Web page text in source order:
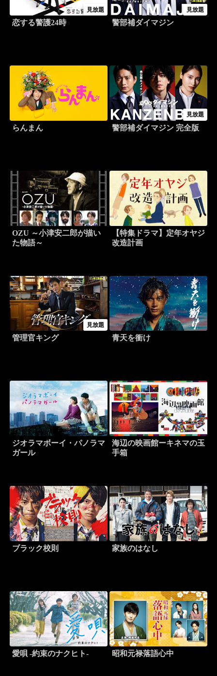
見放題
恋する警護24時
見放題
警部補ダイマジン
らんまん
見放題
警部補ダイマジン 完全版
OZU ～小津安二郎が描い
た物語～
【特集ドラマ】定年オヤジ
改造計画
見放題
管理官キング 青天を衝け
ジオラマボーイ・パノラマ
ガール
海辺の映画館ーキネマの玉
手箱
ブラック校則 家族のはなし
愛唄 -約束のナクヒト- 昭和元禄落語心中